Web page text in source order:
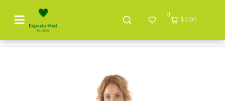
0
$ 0,00